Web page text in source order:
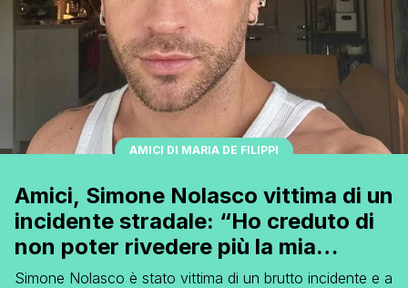
AMICI DI MARIA DE FILIPPI
Amici, Simone Nolasco vittima di un
incidente stradale: “Ho creduto di
non poter rivedere più la mia
famiglia”
Simone Nolasco è stato vittima di un brutto incidente e a